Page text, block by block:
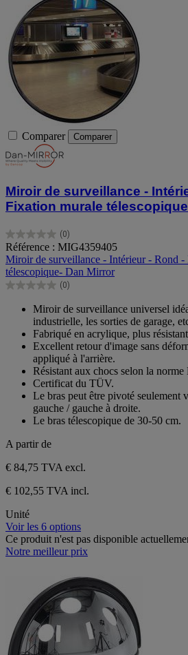
Comparer Comparer
Miroir de surveillance -
Fixation murale
(0)
0.0
sur
5
étoiles.
Référence : MIG4359405
Miroir de surveillance - Intérieur - Rond -
télescopique- Dan Mirror
(0)
0.0
étoiles.
Miroir de surveillance universel
industrielle, les sorties de garage,
Fabriqué en acrylique, plus
Excellent retour d'image sans
appliqué à l'arrière.
Résistant aux chocs selon la
Certificat du TÜV.
Le bras peut être pivoté seulement
gauche / gauche à droite.
Le bras télescopique de 30-50 cm.
A partir de
€ 84,75 TVA excl.
€ 102,55 TVA incl.
Unité
Voir les 6 options
Ce produit n'est pas disponible
Notre meilleur prix